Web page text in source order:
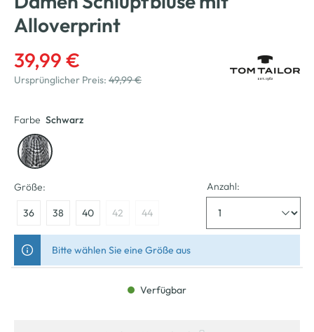
Alloverprint
39,99 €
Ursprünglicher Preis: 49,99 €
Farbe Schwarz
Größe:
36 38 40 42 44
Anzahl:
Bitte wählen Sie eine Größe aus
Verfügbar